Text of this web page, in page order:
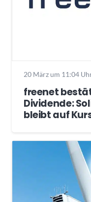
20 März um 11:04
freenet
Dividende:
bleibt auf